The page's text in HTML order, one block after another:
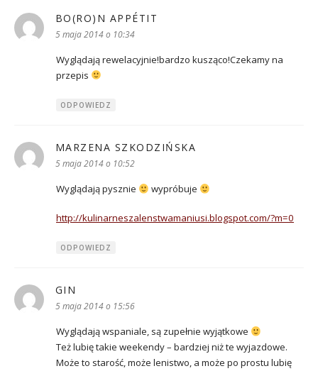
BO(RO)N APPÉTIT
5 maja 2014 o 10:34
Wyglądają rewelacyjnie!bardzo kusząco!Czekamy na
przepis
ODPOWIEDZ
MARZENA SZKODZIŃSKA
5 maja 2014 o 10:52
Wyglądają pysznie wypróbuje
http://kulinarneszalenstwamaniusi.blogspot.com/?m=0
ODPOWIEDZ
GIN
5 maja 2014 o 15:56
Wyglądają wspaniale, są zupełnie wyjątkowe
Też lubię takie weekendy – bardziej niż te wyjazdowe.
Może to starość, może lenistwo, a może po prostu lubię